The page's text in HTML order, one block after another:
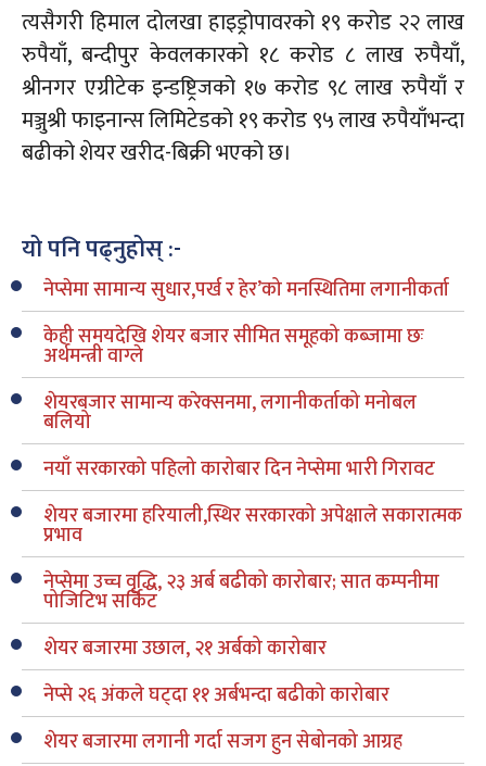
त्यसैगरी हिमाल दोलखा हाइड्रोपावरको १९ करोड २२ लाख
रुपैयाँ, बन्दीपुर केवलकारको १८ करोड ८ लाख रुपैयाँ,
श्रीनगर एग्रीटेक इन्डष्ट्रिजको १७ करोड ९८ लाख रुपैयाँ र
मञ्जुश्री फाइनान्स लिमिटेडको १९ करोड ९५ लाख रुपैयाँभन्दा
बढीको शेयर खरीद-बिक्री भएको छ।
यो पनि पढ्नुहोस् :-
नेप्सेमा सामान्य सुधार,पर्ख र हेर’को मनस्थितिमा लगानीकर्ता
केही समयदेखि शेयर बजार सीमित समूहको कब्जामा छः
अर्थमन्त्री वाग्ले
शेयरबजार सामान्य करेक्सनमा, लगानीकर्ताको मनोबल
बलियो
नयाँ सरकारको पहिलो कारोबार दिन नेप्सेमा भारी गिरावट
शेयर बजारमा हरियाली,स्थिर सरकारको अपेक्षाले सकारात्मक
प्रभाव
नेप्सेमा उच्च वृद्धि, २३ अर्ब बढीको कारोबार; सात कम्पनीमा
पोजिटिभ सर्किट
शेयर बजारमा उछाल, २१ अर्बको कारोबार
नेप्से २६ अंकले घट्दा ११ अर्बभन्दा बढीको कारोबार
शेयर बजारमा लगानी गर्दा सजग हुन सेबोनको आग्रह